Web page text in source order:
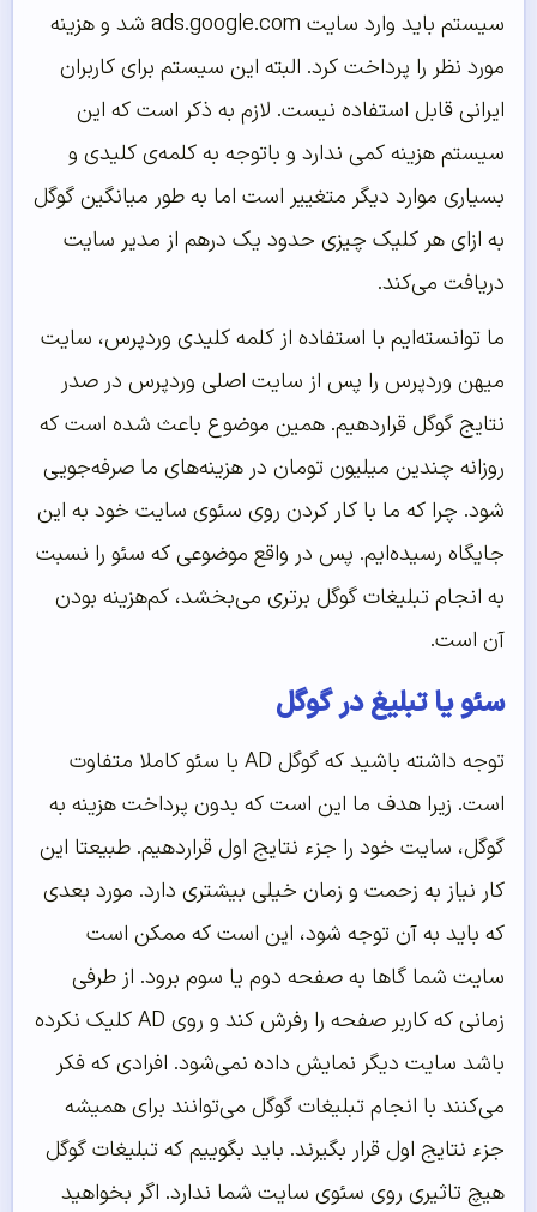
سیستم باید وارد سایت ads.google.com شد و هزینه
مورد نظر را پرداخت کرد. البته این سیستم برای کاربران
ایرانی قابل استفاده نیست. لازم به ذکر است که این
سیستم هزینه کمی ندارد و باتوجه به کلمه‌ی کلیدی و
بسیاری موارد دیگر متغییر است اما به طور میانگین گوگل
به ازای هر کلیک چیزی حدود یک درهم از مدیر سایت
دریافت می‌کند.
ما توانسته‌ایم با استفاده از کلمه کلیدی وردپرس، سایت
میهن وردپرس را پس از سایت اصلی وردپرس در صدر
نتایج گوگل قراردهیم. همین موضوع باعث شده است که
روزانه چندین میلیون تومان در هزینه‌های ما صرفه‌جویی
شود. چرا که ما با کار کردن روی سئوی سایت خود به این
جایگاه رسیده‌ایم. پس در واقع موضوعی که سئو را نسبت
به انجام تبلیغات گوگل برتری می‌بخشد، کم‌هزینه بودن
آن است.
سئو یا تبلیغ در گوگل
توجه داشته باشید که گوگل AD با سئو کاملا متفاوت
است. زیرا هدف ما این است که بدون پرداخت هزینه به
گوگل، سایت خود را جزء نتایج اول قراردهیم. طبیعتا این
کار نیاز به زحمت و زمان خیلی بیشتری دارد. مورد بعدی
که باید به آن توجه شود، این است که ممکن است
سایت شما گاها به صفحه دوم یا سوم برود. از طرفی
زمانی که کاربر صفحه را رفرش کند و روی AD کلیک نکرده
باشد سایت دیگر نمایش داده نمی‌شود. افرادی که فکر
می‌کنند با انجام تبلیغات گوگل می‌توانند برای همیشه
جزء نتایج اول قرار بگیرند. باید بگوییم که تبلیغات گوگل
هیچ تاثیری روی سئوی سایت شما ندارد. اگر بخواهید